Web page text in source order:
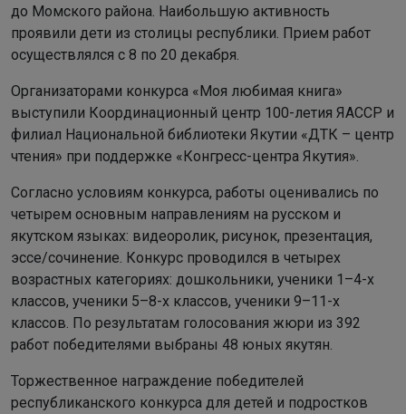
до Момского района. Наибольшую активность
проявили дети из столицы республики. Прием работ
осуществлялся с 8 по 20 декабря.
Организаторами конкурса «Моя любимая книга»
выступили Координационный центр 100-летия ЯАССР и
филиал Национальной библиотеки Якутии «ДТК – центр
чтения» при поддержке «Конгресс-центра Якутия».
Согласно условиям конкурса, работы оценивались по
четырем основным направлениям на русском и
якутском языках: видеоролик, рисунок, презентация,
эссе/сочинение. Конкурс проводился в четырех
возрастных категориях: дошкольники, ученики 1–4-х
классов, ученики 5–8-х классов, ученики 9–11-х
классов. По результатам голосования жюри из 392
работ победителями выбраны 48 юных якутян.
Торжественное награждение победителей
республиканского конкурса для детей и подростков